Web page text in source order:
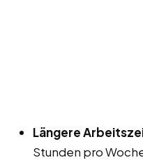
Längere
Stunden pro